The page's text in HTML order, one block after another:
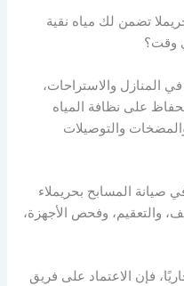
تضمن لك مياه نقية
وقت؟
المنازل والاستراحات،
على نظافة المياه
والتوصيلات
صيانة المسابح بحريملاء
والتعقيم، وفحص الأجهزة،
فإن الاعتماد على فريق